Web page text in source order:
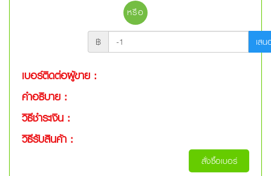
หรือ
฿ เส
เบอร์ติดต่อผู้ขาย :
คำอธิบาย :
วิธีชำระเงิน :
วิธีรับสินค้า :
สั่งซื้อเบอร์